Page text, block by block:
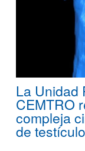
La Unidad
CEMTRO
compleja
de testículo